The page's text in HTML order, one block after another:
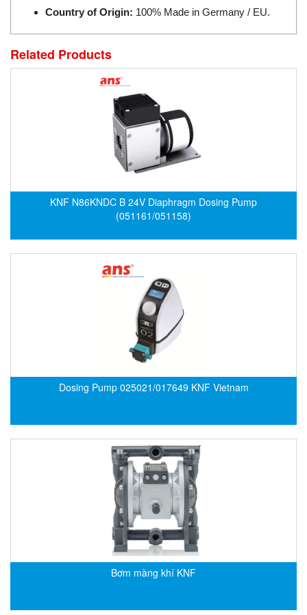
ECKERLE
Ecom-EX
ECONEX
Elap Vietnam
Electronic Design System S.R.L Vietnam
elesa-ganter
ELGO Electronic
ELMESS-Thermosystemtechnik
ELTRA Encoder
Emaco
Country of Origin: 100% Made in Germany / EU.
Related Products
KNF N86KNDC B 24V Diaphragm Dosing Pump
(051161/051158)
Dosing Pump 025021/017649 KNF Vietnam
Bơm màng khí KNF